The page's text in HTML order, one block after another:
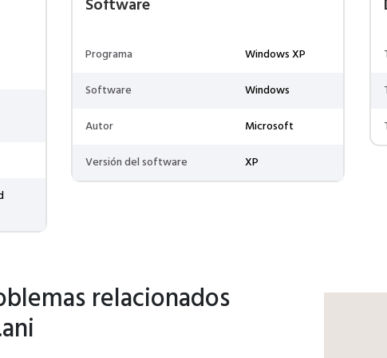
Software
Programa
Windows XP
Software
Windows
Autor
Microsoft
Versión del software
XP
relacionados